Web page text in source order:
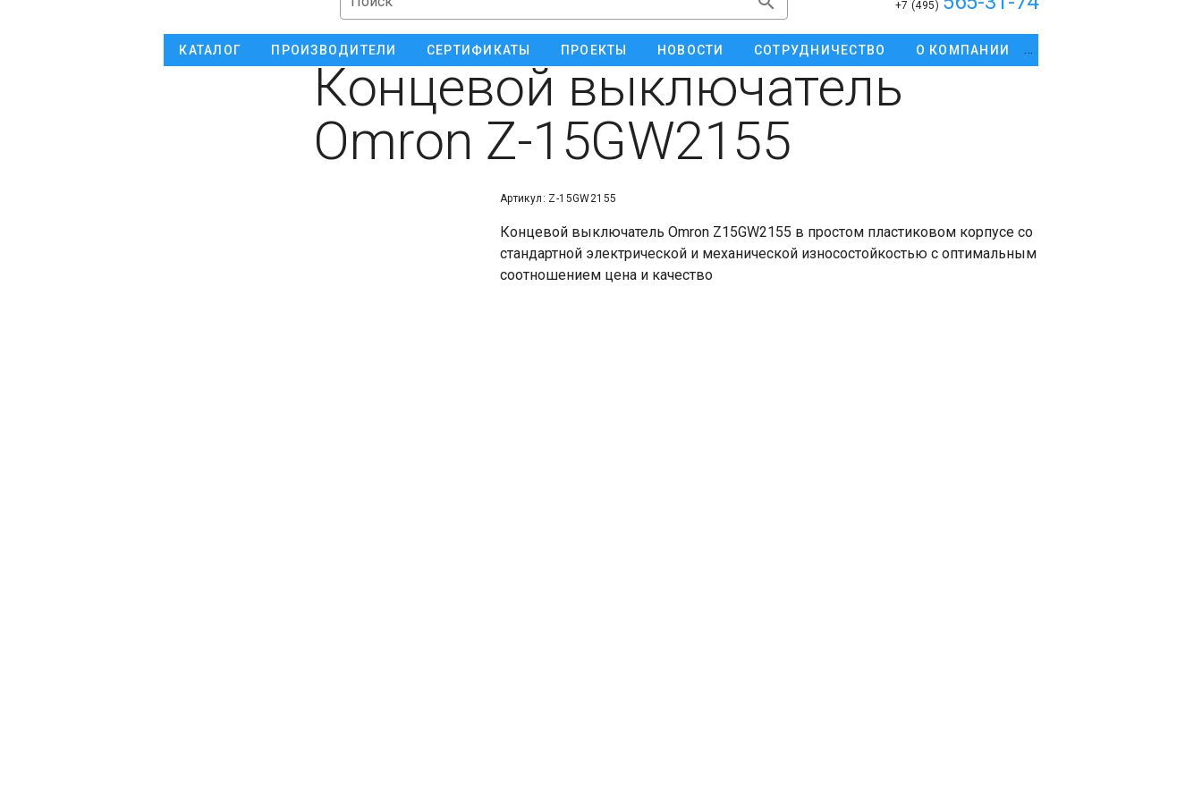
+7 (495)
КАТАЛОГ ПРОИЗВОДИТЕЛИ СЕРТИФИКАТЫ ПРОЕКТЫ НОВОСТИ СОТРУДНИЧЕСТВО О КОМПАНИИ
Концевой выключатель
Omron Z-15GW2155
Артикул: Z-15GW2155
Концевой выключатель Omron Z15GW2155 в простом пластиковом корпусе со
стандартной электрической и механической износостойкостью с оптимальным
соотношением цена и качество